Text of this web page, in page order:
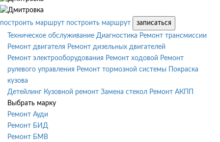
построить маршрут построить маршрут
записаться
Техническое обслуживание Диагностика Ремонт трансмиссии
Ремонт двигателя Ремонт дизельных двигателей
Ремонт электрооборудования Ремонт ходовой Ремонт
рулевого управления Ремонт тормозной системы
Покраска
кузова
Детейлинг Кузовной ремонт Замена стекол Ремонт АКПП
Выбрать марку
Ремонт Ауди
Ремонт БИД
Ремонт БМВ